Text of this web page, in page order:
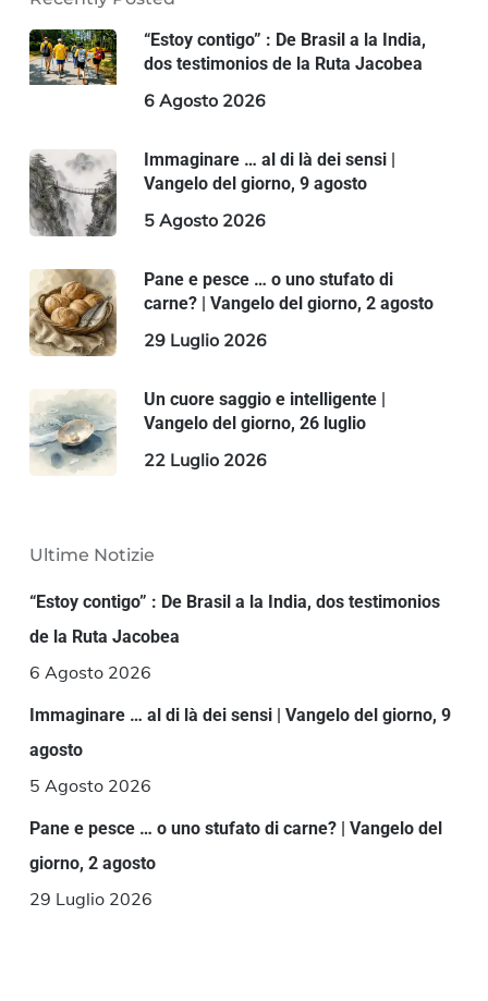
“Estoy contigo” : De Brasil a la India,
dos testimonios de la Ruta Jacobea
6 Agosto 2026
Immaginare … al di là dei sensi |
Vangelo del giorno, 9 agosto
5 Agosto 2026
Pane e pesce … o uno stufato di
carne? | Vangelo del giorno, 2 agosto
29 Luglio 2026
Un cuore saggio e intelligente |
Vangelo del giorno, 26 luglio
22 Luglio 2026
Ultime Notizie
“Estoy contigo” : De Brasil a la India, dos testimonios
de la Ruta Jacobea
6 Agosto 2026
Immaginare … al di là dei sensi | Vangelo del giorno, 9
agosto
5 Agosto 2026
Pane e pesce … o uno stufato di carne? | Vangelo del
giorno, 2 agosto
29 Luglio 2026